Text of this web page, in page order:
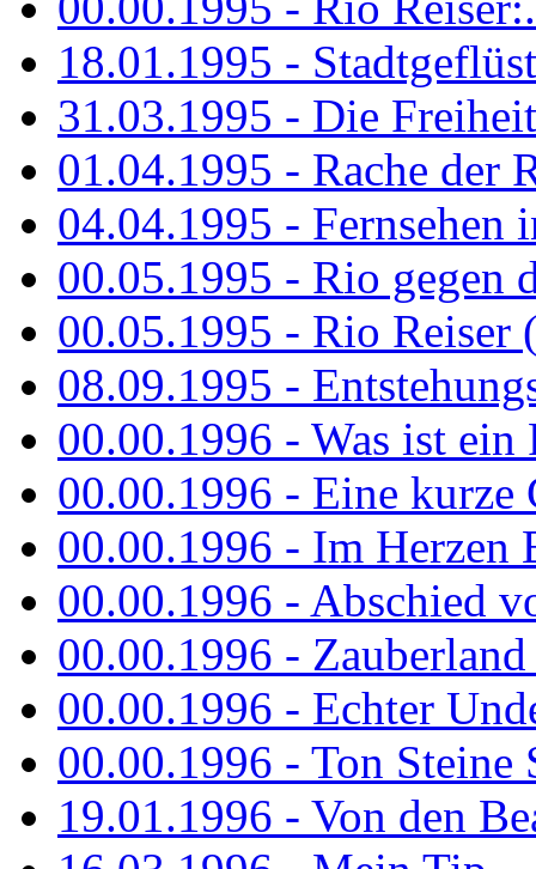
18.01.1995 -
31.03.1995 - Die
01.04.1995 - Rache der
04.04.1995 - Fernsehen
00.05.1995 - Rio gegen
00.05.1995 - Rio Reiser
08.09.1995 -
00.00.1996 - Was ist ein
00.00.1996 - Eine kurze
00.00.1996 - Im Herzen
00.00.1996 - Abschied
00.00.1996 -
00.00.1996 - Echter
00.00.1996 - Ton Steine
19.01.1996 - Von den